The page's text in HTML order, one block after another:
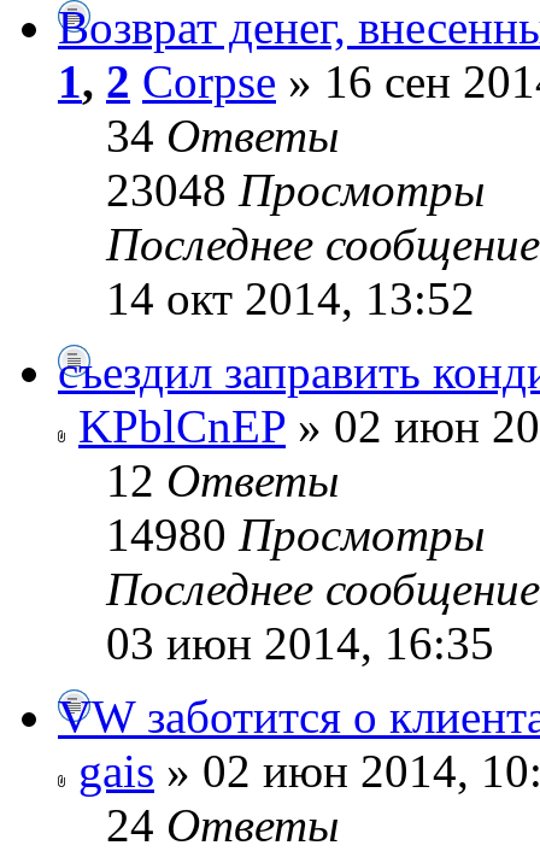
Возврат денег,
1, 2 Corpse » 16 сен
34 Ответы
23048 Просмотры
Последнее
14 окт 2014, 13:52
съездил заправить
KPblCnEP » 02 июн
12 Ответы
14980 Просмотры
Последнее
03 июн 2014, 16:35
VW заботится о
gais » 02 июн 2014,
24 Ответы